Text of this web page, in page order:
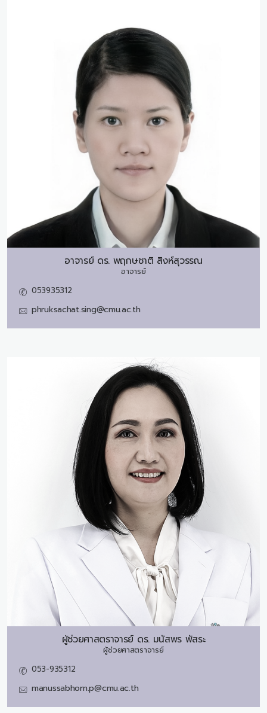
อาจารย์ ดร. พฤกษชาติ สิงห์สุวรรณ
อาจารย์
053935312
phruksachat.sing@cmu.ac.th
ผู้ช่วยศาสตราจารย์ ดร. มนัสพร พัสระ
ผู้ช่วยศาสตราจารย์
053-935312
manussabhorn.p@cmu.ac.th